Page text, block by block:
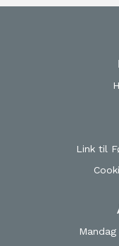
Link til